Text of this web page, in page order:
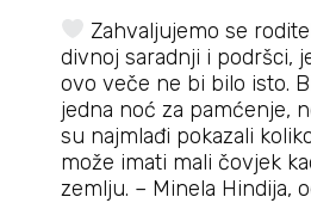
Zahvaljujemo se
divnoj saradnji i podršci,
ovo veče ne bi bilo isto.
jedna noć za pamćenje,
su najmlađi pokazali
može imati mali čovjek
zemlju. – Minela Hindija,